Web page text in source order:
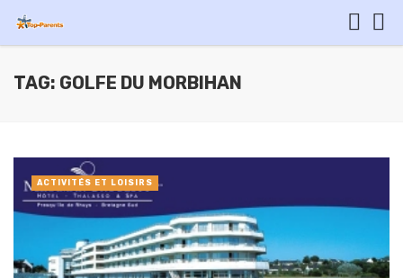
TAG: GOLFE DU MORBIHAN
ACTIVITÉS ET LOISIRS